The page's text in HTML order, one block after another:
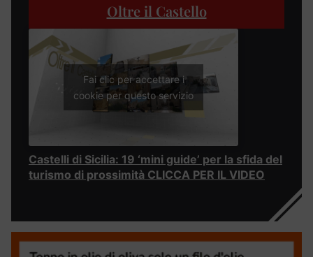
Oltre il Castello
Fai clic per accettare i
cookie per questo servizio
Castelli di Sicilia: 19 ‘mini guide’ per la sfida del
turismo di prossimità CLICCA PER IL VIDEO